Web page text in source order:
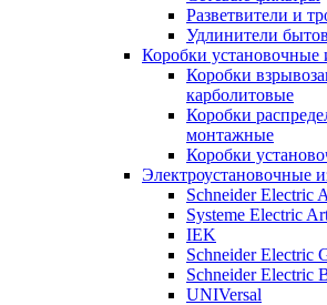
Разветвители и
Удлинители
Коробки
Коробки
карболитовые
Коробки
монтажные
Коробки
Электроустановочные
Schneider Electric
Systeme Electric
IEK
Schneider Electric
Schneider Electric
UNIVersal